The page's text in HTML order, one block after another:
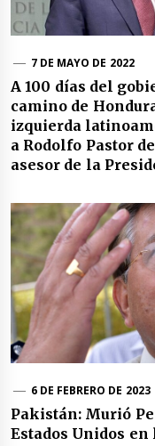
7 DE MAYO DE 2022
A 100 días del
camino de
izquierda
a Rodolfo Pastor
asesor de la
6 DE FEBRERO DE 2023
Pakistán: Murió
Estados Unidos